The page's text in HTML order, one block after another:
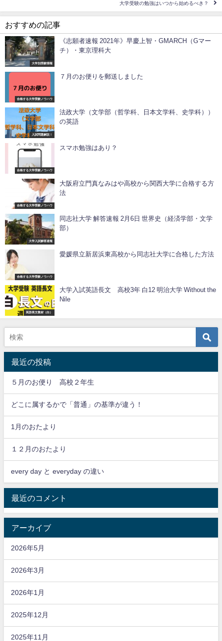
大学受験の勉強はいつから始めるべき？
おすすめの記事
大学別受験情報
《志願者速報 2021年》早慶上智・GMARCH（Gマー
チ）・東京理科大
合格する大学受験ノウハウ
７月のお便りを郵送しました
入試問題解説！
法政大学（文学部（哲学科、日本文学科、史学科））
の英語
合格する大学受験ノウハウ
スマホ勉強はあり？
合格する大学受験ノウハウ
大阪府立門真なみはや高校から関西大学に合格する方
法
大学入試解答速報
同志社大学 解答速報 2月6日 世界史（経済学部・文学
部）
合格する大学受験ノウハウ
愛媛県立新居浜東高校から同志社大学に合格した方法
英語長文教材（白）
大学入試英語長文 高校3年 白12 明治大学 Without the
Nile
最近の投稿
５月のお便り 高校２年生
どこに属するかで「普通」の基準が違う！
1月のおたより
１２月のおたより
every day と everyday の違い
最近のコメント
アーカイブ
2026年5月
2026年3月
2026年1月
2025年12月
2025年11月